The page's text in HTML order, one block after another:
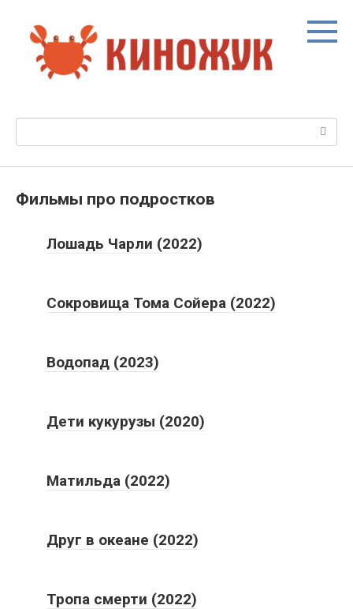
контенту
Фильмы про подростков
Лошадь Чарли (2022)
Сокровища Тома Сойера (2022)
Водопад (2023)
Дети кукурузы (2020)
Матильда (2022)
Друг в океане (2022)
Тропа смерти (2022)